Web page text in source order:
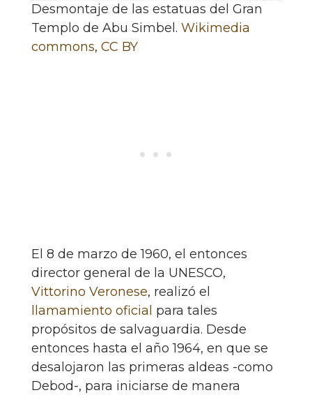
Desmontaje de las estatuas del Gran
Templo de Abu Simbel. Wikimedia
commons, CC BY
El 8 de marzo de 1960, el entonces
director general de la UNESCO,
Vittorino Veronese, realizó el
llamamiento oficial para tales
propósitos de salvaguardia. Desde
entonces hasta el año 1964, en que se
desalojaron las primeras aldeas -como
Debod-, para iniciarse de manera